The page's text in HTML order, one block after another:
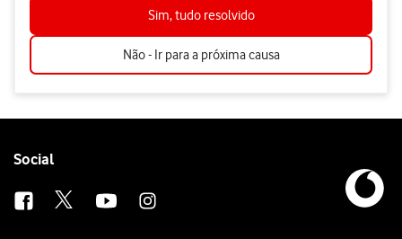
Sim, tudo resolvido
Não - Ir para a próxima causa
Follow
Social